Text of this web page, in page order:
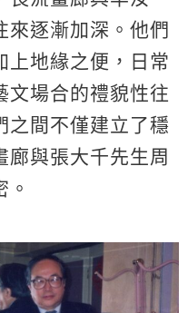
來逐漸加深。他們
上地緣之便，日常
文場合的禮貌性往
之間不僅建立了穩
廊與張大千先生周